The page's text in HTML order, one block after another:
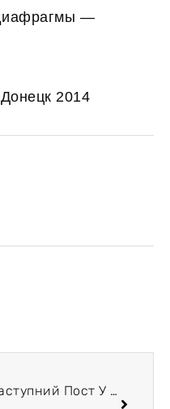
—
2014
Наступний Пост У Блозі